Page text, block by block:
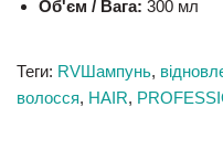
Об'єм / Вага: 300 мл
Теги: RVШампунь,
волосся, HAIR,